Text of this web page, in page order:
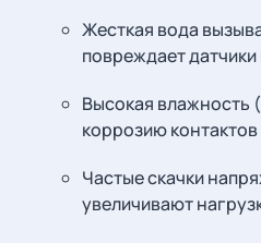
Жесткая вода
повреждает
Высокая влажность
коррозию контактов
Частые скачки
увеличивают